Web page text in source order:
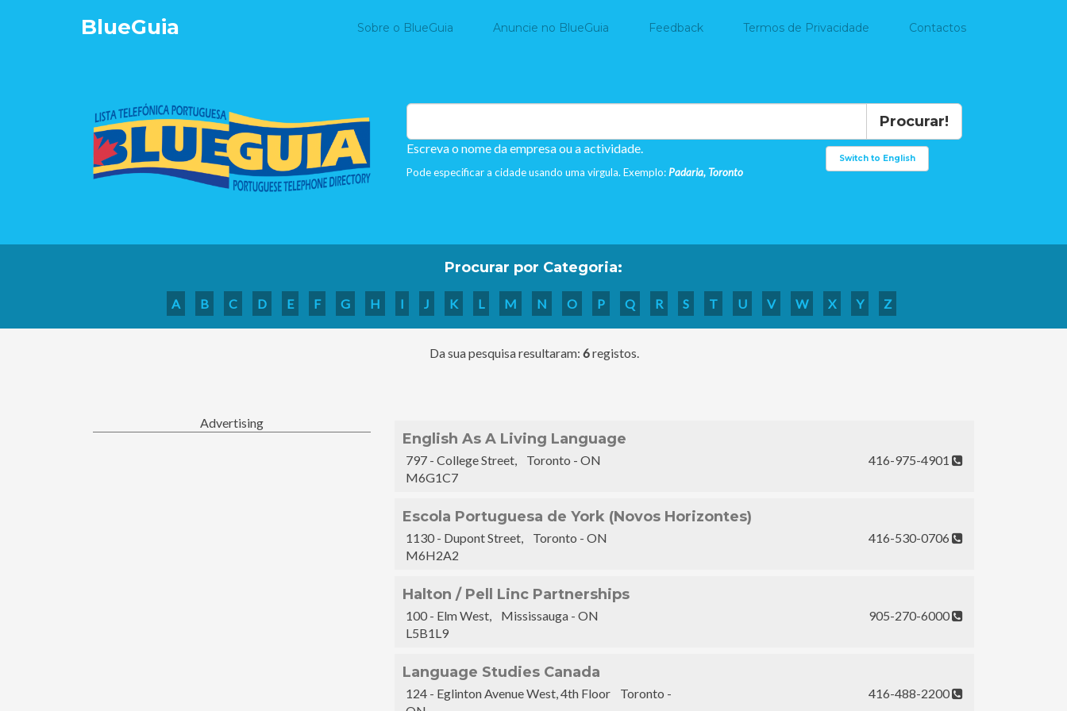
BlueGuia Home
Sobre o BlueGuia Anuncie no BlueGuia Feedback Termos de Privacidade Contactos
Procurar!
Escreva o nome da empresa ou a actividade.
Pode especificar a cidade usando uma virgula. Exemplo: Padaria, Toronto
Switch to English
Procurar por Categoria:
A B C D E F G H I J K L M N O P Q R S T U V W X Y Z
Da sua pesquisa resultaram: 6registos.
Advertising
English As A Living Language
797 - College Street, Toronto - ON
M6G1C7
416-975-4901
Escola Portuguesa de York (Novos Horizontes)
1130 - Dupont Street, Toronto - ON
M6H2A2
416-530-0706
Halton / Pell Linc Partnerships
100 - Elm West, Mississauga - ON
L5B1L9
905-270-6000
Language Studies Canada
124 - Eglinton Avenue West, 4th Floor Toronto -
416-488-2200